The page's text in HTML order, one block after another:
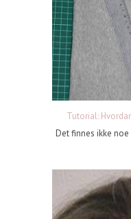
Tutorial:
Det finnes ikke